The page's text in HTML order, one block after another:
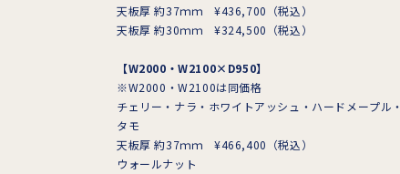
天板厚 約37ｍｍ ¥436,700（税込）
天板厚 約30ｍｍ ¥324,500（税込）
【W2000・W2100×D950】
※W2000・W2100は同価格
チェリー・ナラ・ホワイトアッシュ・ハードメープル・
タモ
天板厚 約37ｍｍ ¥466,400（税込）
ウォールナット